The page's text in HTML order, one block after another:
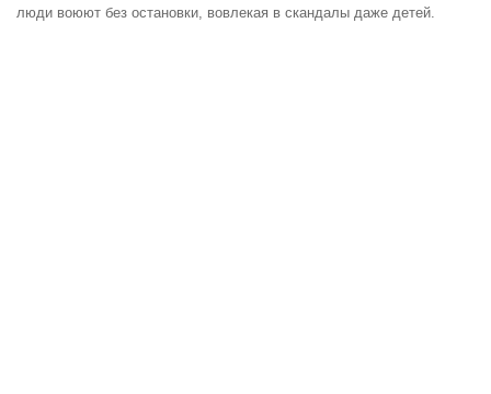
люди воюют без остановки, вовлекая в скандалы даже детей.